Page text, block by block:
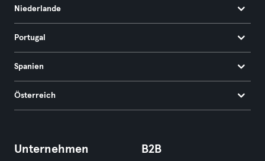
Niederlande
Portugal
Spanien
Österreich
Unternehmen B2B